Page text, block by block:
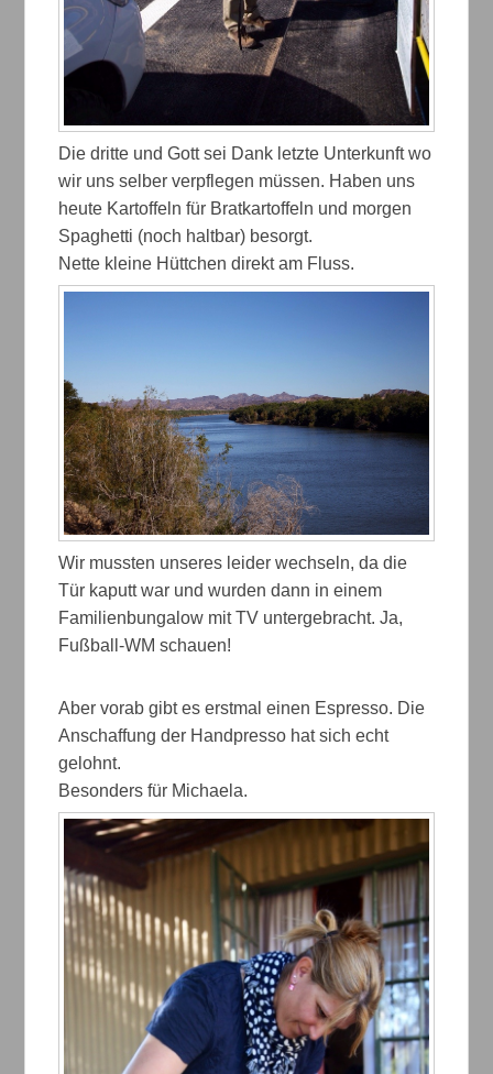
Die dritte und Gott sei Dank letzte Unterkunft wo
wir uns selber verpflegen müssen. Haben uns
heute Kartoffeln für Bratkartoffeln und morgen
Spaghetti (noch haltbar) besorgt.
Nette kleine Hüttchen direkt am Fluss.
Wir mussten unseres leider wechseln, da die
Tür kaputt war und wurden dann in einem
Familienbungalow mit TV untergebracht. Ja,
Fußball-WM schauen!
Aber vorab gibt es erstmal einen Espresso. Die
Anschaffung der Handpresso hat sich echt
gelohnt.
Besonders für Michaela.